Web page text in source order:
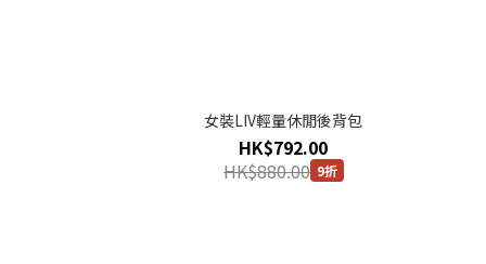
女裝LIV輕量休閒後背包
HK$792.00
HK$880.00 9折